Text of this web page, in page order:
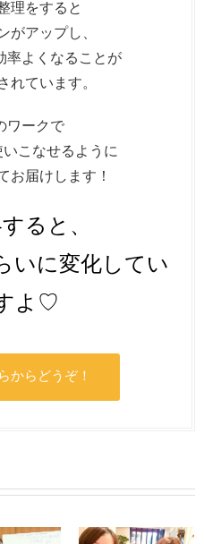
理をすると
がアップし、
率よくなることが
れています。
ワークで
こなせるように
お届けします！
ると、
いに変化してい
よ♡
からどうぞ！